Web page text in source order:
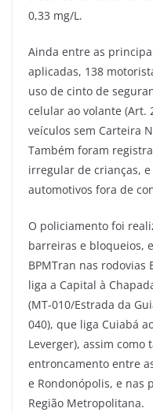
0,33 mg/L.
Ainda entre as
aplicadas, 138
uso de cinto de
celular ao volante (Art.
veículos sem Carteira
Também foram
irregular de crianças,
automotivos fora de
O policiamento foi
barreiras e bloqueios,
BPMTran nas rodovias
liga a Capital à
(MT-010/Estrada da
040), que liga Cuiabá
Leverger), assim como
entroncamento entre
e Rondonópolis, e nas
Região Metropolitana.